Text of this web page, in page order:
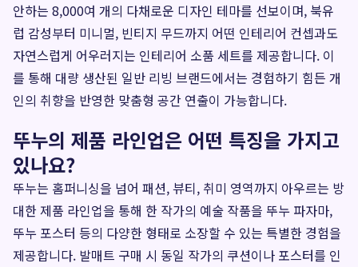
안하는 8,000여 개의 다채로운 디자인 테마를 선보이며, 북유
럽 감성부터 미니멀, 빈티지 무드까지 어떤 인테리어 컨셉과도
자연스럽게 어우러지는 인테리어 소품 세트를 제공합니다. 이
를 통해 대량 생산된 일반 리빙 브랜드에서는 경험하기 힘든 개
인의 취향을 반영한 맞춤형 공간 연출이 가능합니다.
뚜누의 제품 라인업은 어떤 특징을 가지고
있나요?
뚜누는 홈퍼니싱을 넘어 패션, 뷰티, 취미 영역까지 아우르는 방
대한 제품 라인업을 통해 한 작가의 예술 작품을 뚜누 파자마,
뚜누 포스터 등의 다양한 형태로 소장할 수 있는 특별한 경험을
제공합니다. 발매트 구매 시 동일 작가의 쿠션이나 포스터를 인